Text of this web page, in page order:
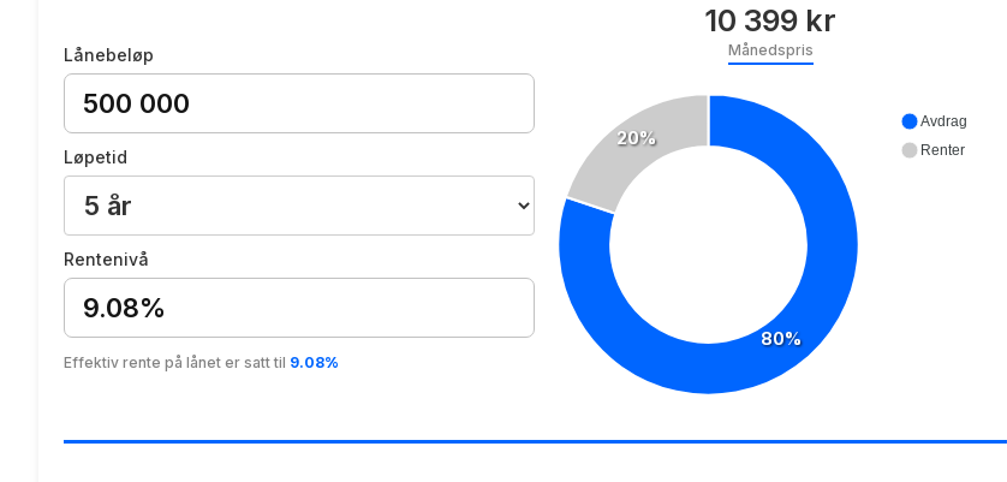
Lånebeløp
Løpetid
Rentenivå
9.08%
Effektiv rente på lånet er satt til 9.08%
10 399 kr
Månedspris
80%
20%
Avdrag
Renter